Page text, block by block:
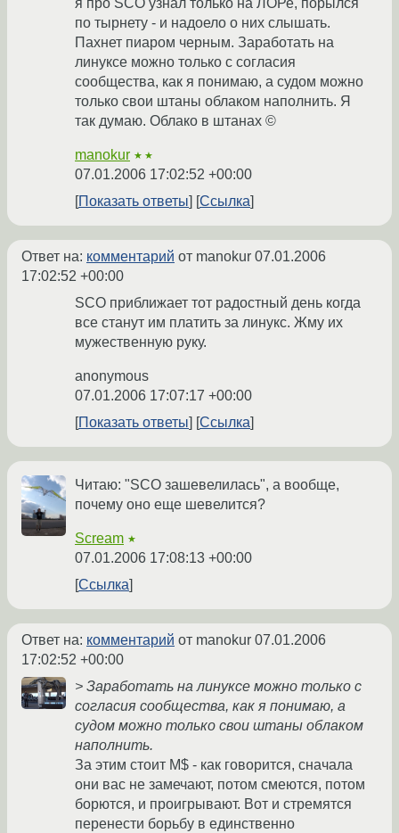
я про SCO узнал только на ЛОРе, порылся
по тырнету - и надоело о них слышать.
Пахнет пиаром черным. Заработать на
линуксе можно только с согласия
сообщества, как я понимаю, а судом можно
только свои штаны облаком наполнить. Я
так думаю. Облако в штанах ©
manokur ★★
07.01.2006 17:02:52 +00:00
Показать ответы
Ссылка
Ответ на: комментарий от manokur 07.01.2006
17:02:52 +00:00
SCO приближает тот радостный день когда
все станут им платить за линукс. Жму их
мужественную руку.
anonymous
07.01.2006 17:07:17 +00:00
Показать ответы
Ссылка
Читаю: "SCO зашевелилась", а вообще,
почему оно еще шевелится?
Scream ★
07.01.2006 17:08:13 +00:00
Ссылка
Ответ на: комментарий от manokur 07.01.2006
17:02:52 +00:00
> Заработать на линуксе можно только с
согласия сообщества, как я понимаю, а
судом можно только свои штаны облаком
наполнить.
За этим стоит M$ - как говорится, сначала
они вас не замечают, потом смеются, потом
борются, и проигрывают. Вот и стремятся
перенести борьбу в единственно